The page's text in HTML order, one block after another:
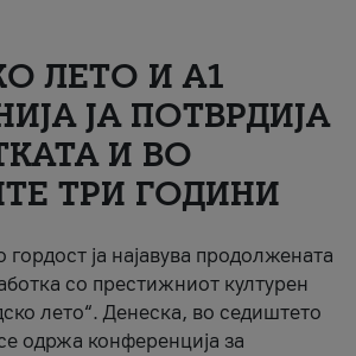
ЛЕТО И A1
ЈА ПОТВРДИЈА
И ВО
ТРИ ГОДИНИ
гордост ја најавува продолжената
со престижниот културен
лето“. Денеска, во седиштето
одржа конференција за